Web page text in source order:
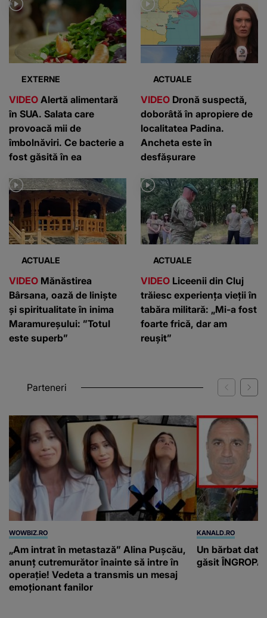
EXTERNE
VIDEO Alertă alimentară
în SUA. Salata care
provoacă mii de
îmbolnăviri. Ce bacterie a
fost găsită în ea
ACTUALE
VIDEO Dronă suspectă,
doborâtă în apropiere de
localitatea Padina.
Ancheta este în
desfășurare
ACTUALE
VIDEO Mănăstirea
Bârsana, oază de liniște
și spiritualitate în inima
Maramureșului: ”Totul
este superb”
ACTUALE
VIDEO Liceenii din Cluj
trăiesc experiența vieții în
tabăra militară: „Mi-a fost
foarte frică, dar am
reușit”
Parteneri
WOWBIZ.RO
„Am intrat în metastază” Alina Pușcău,
anunț cutremurător înainte să intre în
operație! Vedeta a transmis un mesaj
emoționant fanilor
KANALD.RO
Un bărbat dat
găsit